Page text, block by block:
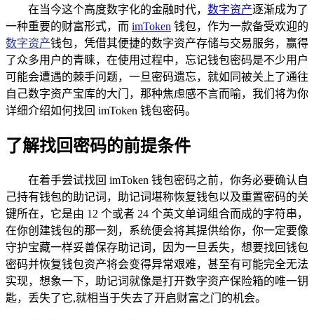
在当今这个高度数字化的金融时代， 数字资产逐渐成为了
一种重要的财富形式，而 imToken 钱包，作为一款备受欢迎的
数字资产钱包，凭借其便捷的数字资产存储与交易服务，赢得
了众多用户的青睐，在使用过程中，忘记钱包密码是不少用户
可能会遭遇的棘手问题，一旦密码遗忘，就如同被关上了通往
自己数字资产宝库的大门，那种焦虑感不言而喻，我们将为你
详细介绍如何找回 imToken 钱包密码。
了解找回密码的前提条件
在着手尝试找回 imToken 钱包密码之前，你务必要确认自
己持有钱包的助记词，助记词堪称恢复钱包以及重置密码的关
键所在，它是由 12 个或者 24 个英文单词组合而成的字符串，
在你创建钱包的那一刻，系统便会将其提供给你，你一定要像
守护宝藏一样妥善保存助记词，因为一旦丢失，想要找回钱包
密码并恢复钱包资产将会变得异常艰难，甚至有可能完全无法
实现，想象一下，助记词就像是打开数字资产保险箱的唯一钥
匙，丢失了它,就相当于失去了开启财富之门的机会。